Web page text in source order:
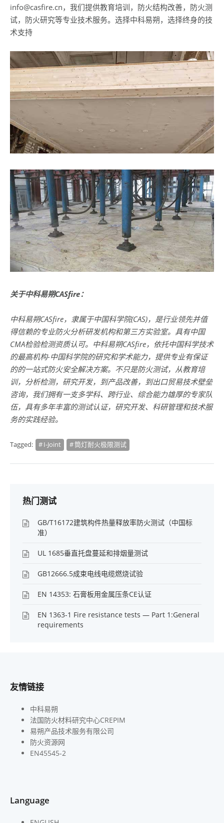
info@casfire.cn，我们提供教育培训，防火结构改善，防火测
试，防火研究等专业技术服务。选择中科易朔，选择终身的技
术支持
关于中科易朔CASfire：
中科易朔CASfire，隶属于中国科学院(CAS)，是行业领先并值
得信赖的专业防火分析研发机构和第三方实验室。具有中国
CMA检验检测资质认可。中科易朔CASfire，依托中国科学技术
的最高机构-中国科学院的研究和学术能力，提供专业有保证
的的一站式防火安全解决方案。不只是防火测试，从教育培
训，分析检测，研究开发，到产品改善，到出口贸易技术壁垒
咨询，我们拥有一支多学科、跨行业、综合能力雄厚的专家队
伍，具有多年丰富的测试认证，研究开发、科研管理和技术服
务的实践经验。
Tagged: I-Joint 筒灯耐火极限测试
热门测试
GB/T16172建筑构件热量释放率防火测试（中国标
准）
UL 1685垂直托盘蔓延和排烟量测试
GB12666.5成束电线电缆燃烧试验
EN 14353: 石膏板用金属压条CE认证
EN 1363-1 Fire resistance tests — Part 1:General
requirements
友情链接
中科易朔
法国防火材料研究中心CREPIM
易朔产品技术服务有限公司
防火资源网
EN45545-2
Language